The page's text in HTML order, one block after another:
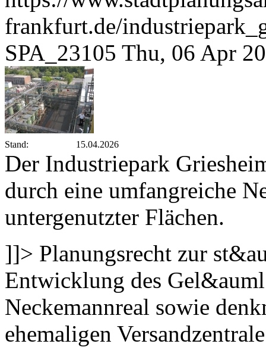
frankfurt.de/
SPA_23105 Thu, 06 Apr
Stand: 15.04.2026
Der Industriepark
durch eine umfangreiche
untergenutzter Flächen.
]]> Planungsrecht zur
Entwicklung des
Neckemannreal sowie
ehemaligen